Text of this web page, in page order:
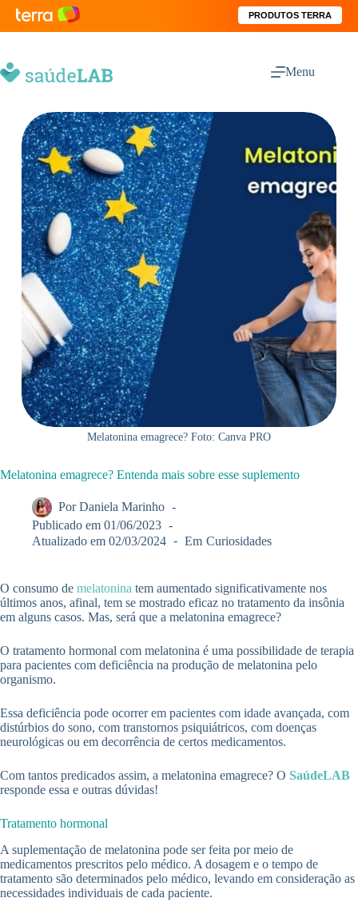
PRODUTOS TERRA
Menu
Melatonina emagrece? Foto: Canva PRO
Melatonina emagrece? Entenda mais sobre esse suplemento
Por Daniela Marinho
Publicado em 01/06/2023
Atualizado em 02/03/2024 Em Curiosidades
O consumo de melatonina tem aumentado significativamente nos
últimos anos, afinal, tem se mostrado eficaz no tratamento da insônia
em alguns casos. Mas, será que a melatonina emagrece?
O tratamento hormonal com melatonina é uma possibilidade de terapia
para pacientes com deficiência na produção de melatonina pelo
organismo.
Essa deficiência pode ocorrer em pacientes com idade avançada, com
distúrbios do sono, com transtornos psiquiátricos, com doenças
neurológicas ou em decorrência de certos medicamentos.
Com tantos predicados assim, a melatonina emagrece? O SaúdeLAB
responde essa e outras dúvidas!
Tratamento hormonal
A suplementação de melatonina pode ser feita por meio de
medicamentos prescritos pelo médico. A dosagem e o tempo de
tratamento são determinados pelo médico, levando em consideração as
necessidades individuais de cada paciente.